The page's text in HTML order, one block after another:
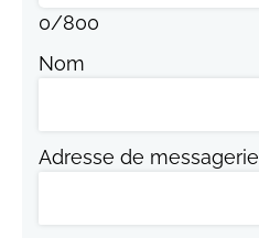
0/800
Nom
Adresse de messagerie